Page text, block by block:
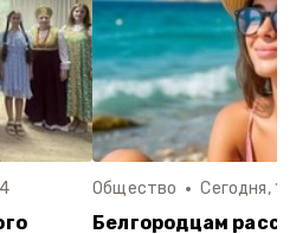
Общество Сегодня,
Белгородцам